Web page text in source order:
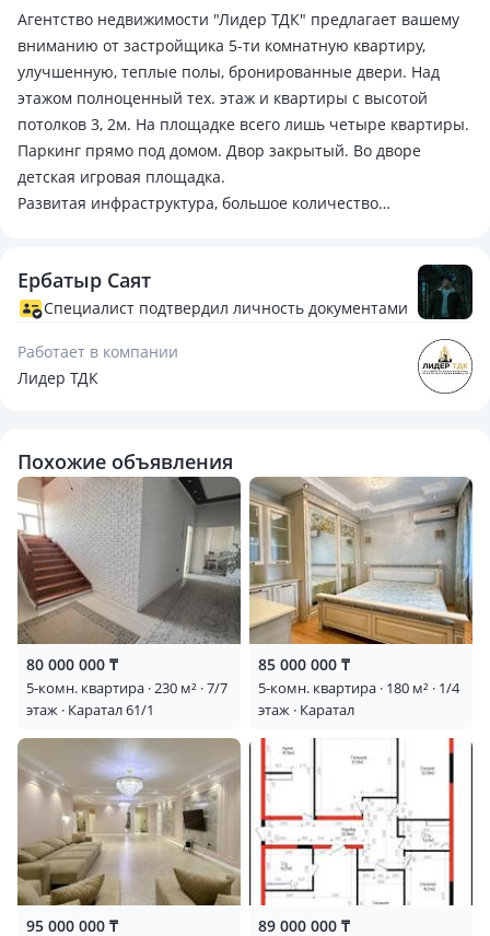
Агентство недвижимости "Лидер ТДК" предлагает вашему
вниманию от застройщика 5-ти комнатную квартиру,
улучшенную, теплые полы, бронированные двери. Над
этажом полноценный тех. этаж и квартиры с высотой
потолков 3, 2м. На площадке всего лишь четыре квартиры.
Паркинг прямо под домом. Двор закрытый. Во дворе
детская игровая площадка.
Развитая инфраструктура, большое количество
удовольствием ответим на все ваши вопросы, и
организуем просмотр, в любое удобное для вас время, а
собственником, с учетом ваших интересов.
Ербатыр Саят
Специалист подтвердил личность документами
Работает в компании
Лидер ТДК
Похожие объявления
80 000 000 ₸
5-комн. квартира · 230 м² · 7/7
этаж · Каратал 61/1
85 000 000 ₸
5-комн. квартира · 180 м² · 1/4
этаж · Каратал
95 000 000 ₸ 89 000 000 ₸